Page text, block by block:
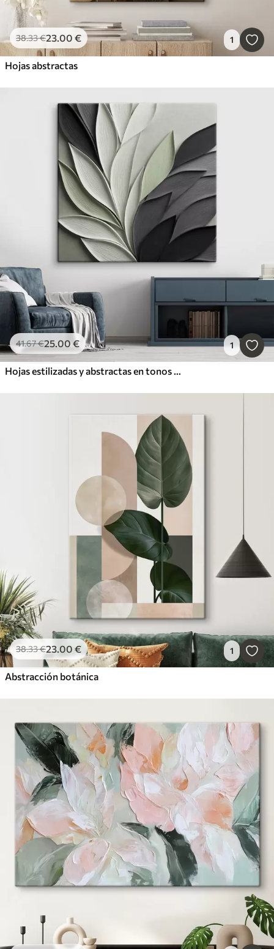
38.33€23.00 € 1
Hojas abstractas
41.67€25.00€ 1
Hojas estilizadas y abstractas en tonos grises, blancos y verdes apagados
38.33€23.00 € 1
Abstracción botánica